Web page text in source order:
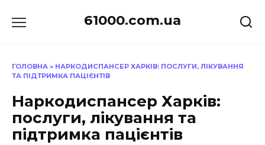
до
61000.com.ua
ГОЛОВНА » НАРКОДИСПАНСЕР ХАРКІВ: ПОСЛУГИ, ЛІКУВАННЯ
ТА ПІДТРИМКА ПАЦІЄНТІВ
Наркодиспансер Харків:
послуги, лікування та
підтримка пацієнтів